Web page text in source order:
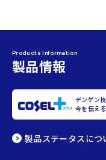
Products Information
製品情報
デンゲン
今を伝え
製品ステータスにつ